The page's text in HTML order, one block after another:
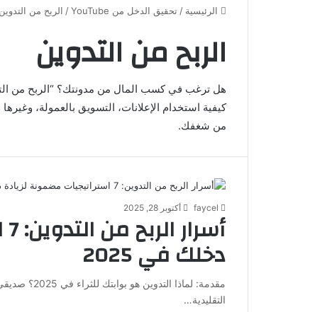
الرئيسية / تحقيق الدخل من YouTube / الربح من التدوين
الربح من التدوين
هل ترغب في كسب المال من مدونتك؟ “الربح من
كيفية استخدام الإعلانات، التسويق بالعمولة،
من شغفك.
faycel أكتوبر 28, 2025
دخلك في 2025
مقدمة:
التقليدية…